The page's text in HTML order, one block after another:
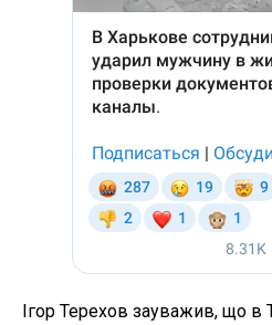
Ігор Терехов зауважив, що